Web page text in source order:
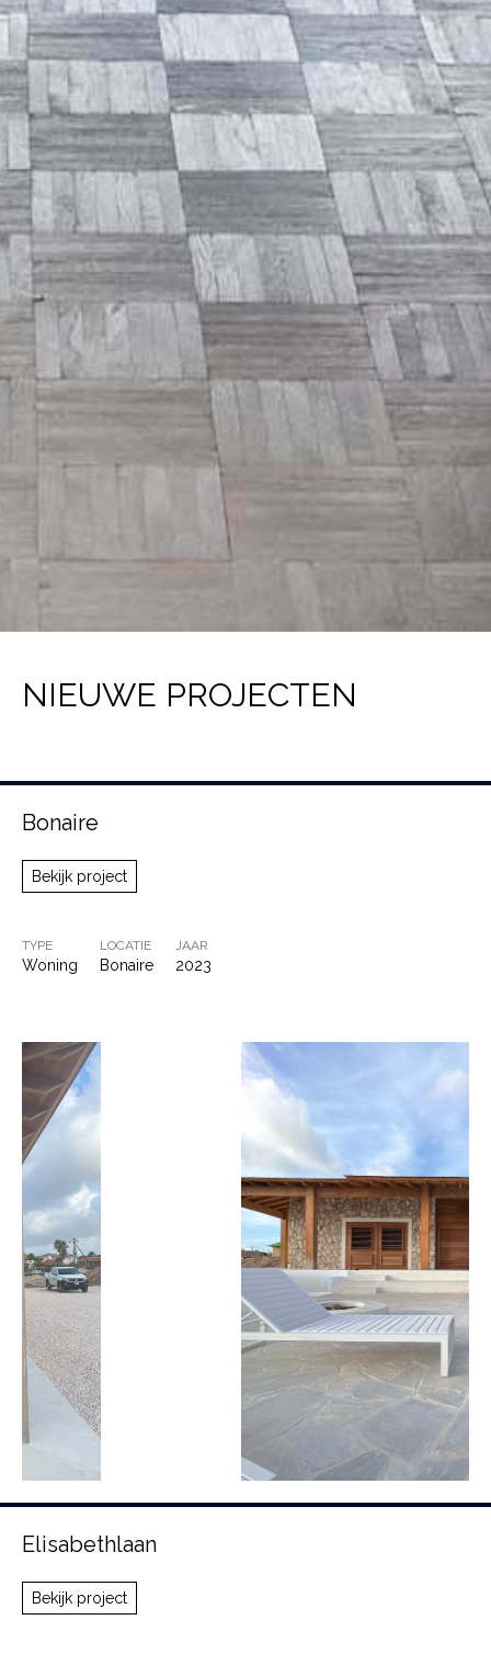
NIEUWE PROJECTEN
Bonaire
Bekijk project
TYPE
Woning
LOCATIE
Bonaire
JAAR
2023
Elisabethlaan
Bekijk project